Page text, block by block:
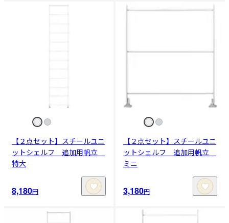
【２点セット】スチールユニ
ットシェルフ 追加用帆立
特大
8,180円
【２点セット】スチールユニ
ットシェルフ 追加用帆立
ミニ
3,180円